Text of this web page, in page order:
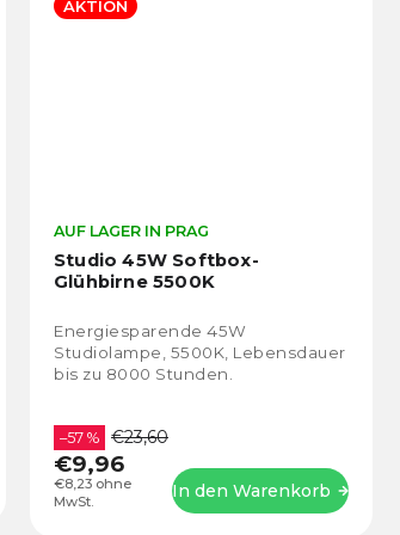
AKTION
Studio 45W Softbox-
Glühbirne 5500K
AUF LAGER IN PRAG
€8,23 ohne
MwSt.
–57 % €23,60
€9,96
In den Warenkorb
Energiesparende 45W
Studiolampe, 5500K, Lebensdauer
bis zu 8000 Stunden.